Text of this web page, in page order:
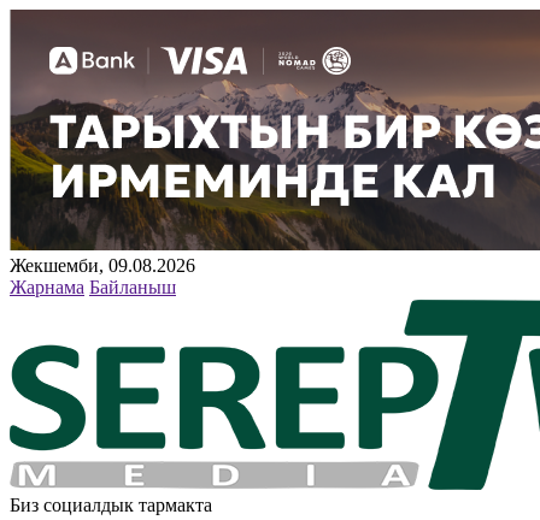
Жекшемби, 09.08.2026
Жарнама Байланыш
Биз социалдык тармакта